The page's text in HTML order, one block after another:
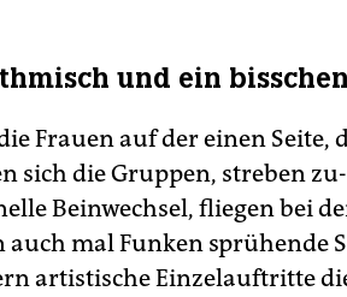
und ein
Frauen auf der einen
sich die Gruppen, streben
Beinwechsel, fliegen bei
mal Funken sprühende
artistische Einzelauftritte